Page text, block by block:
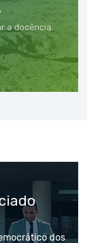
a docência.
dos